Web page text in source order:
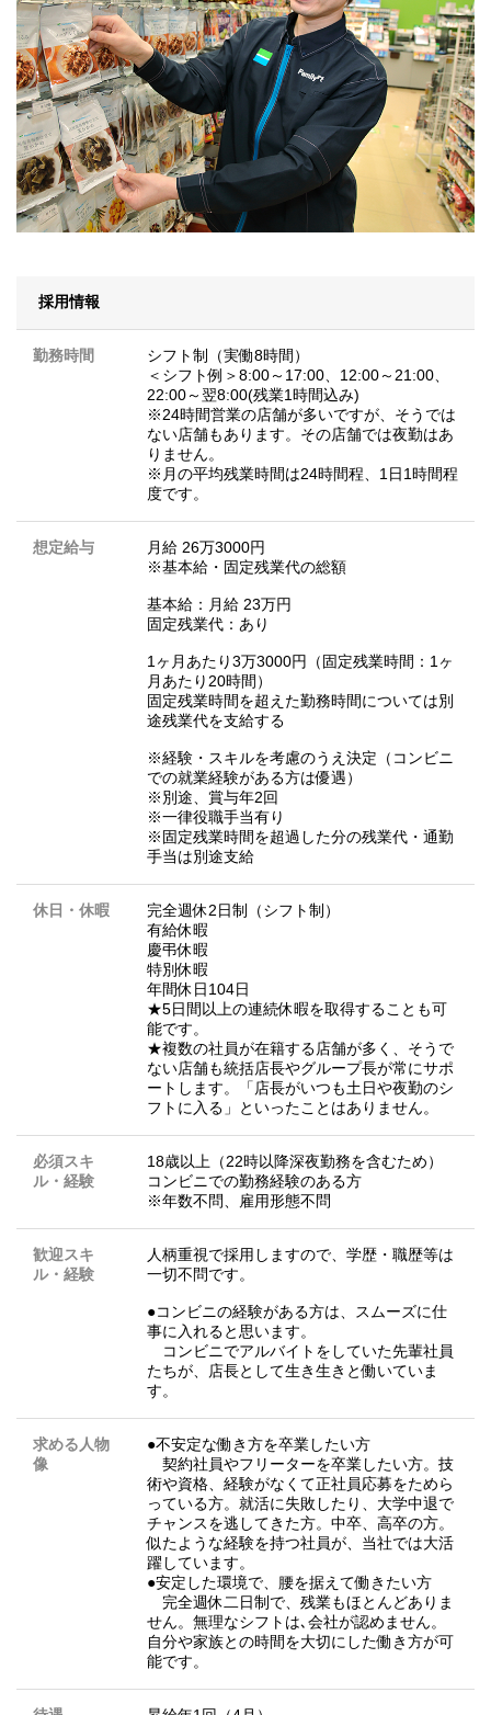
採用情報
勤務時間
シフト制（実働8時間）
＜シフト例＞8:00～17:00、12:00～21:00、
22:00～翌8:00(残業1時間込み)
※24時間営業の店舗が多いですが、そうでは
ない店舗もあります。その店舗では夜勤はあ
りません。
※月の平均残業時間は24時間程、1日1時間程
度です。
想定給与
月給 26万3000円
※基本給・固定残業代の総額
基本給：月給 23万円
固定残業代：あり
1ヶ月あたり3万3000円（固定残業時間：1ヶ
月あたり20時間）
固定残業時間を超えた勤務時間については別
途残業代を支給する
※経験・スキルを考慮のうえ決定（コンビニ
での就業経験がある方は優遇）
※別途、賞与年2回
※一律役職手当有り
※固定残業時間を超過した分の残業代・通勤
手当は別途支給
休日・休暇
完全週休2日制（シフト制）
有給休暇
慶弔休暇
特別休暇
年間休日104日
★5日間以上の連続休暇を取得することも可
能です。
★複数の社員が在籍する店舗が多く、そうで
ない店舗も統括店長やグループ長が常にサポ
ートします。「店長がいつも土日や夜勤のシ
フトに入る」といったことはありません。
必須スキ
ル・経験
18歳以上（22時以降深夜勤務を含むため）
コンビニでの勤務経験のある方
※年数不問、雇用形態不問
歓迎スキ
ル・経験
人柄重視で採用しますので、学歴・職歴等は
一切不問です。
●コンビニの経験がある方は、スムーズに仕
事に入れると思います。
コンビニでアルバイトをしていた先輩社員
たちが、店長として生き生きと働いていま
す。
求める人物
像
●不安定な働き方を卒業したい方
契約社員やフリーターを卒業したい方。技
術や資格、経験がなくて正社員応募をためら
っている方。就活に失敗したり、大学中退で
チャンスを逃してきた方。中卒、高卒の方。
似たような経験を持つ社員が、当社では大活
躍しています。
●安定した環境で、腰を据えて働きたい方
完全週休二日制で、残業もほとんどありま
せん。無理なシフトは､会社が認めません。
自分や家族との時間を大切にした働き方が可
能です。